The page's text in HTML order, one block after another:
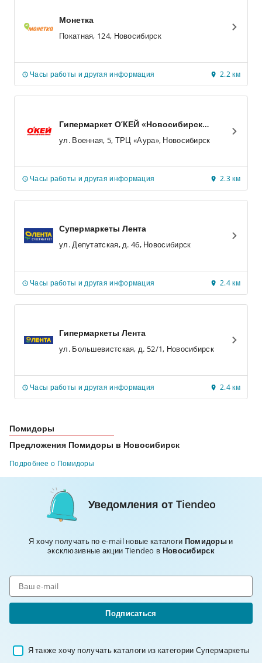
Монетка
Покатная, 124, Новосибирск
Часы работы и другая информация 2.2 км
Гипермаркет О’КЕЙ «Новосибирск
Аура»
ул. Военная, 5, ТРЦ «Аура», Новосибирск
Часы работы и другая информация 2.3 км
Супермаркеты Лента
ул. Депутатская, д. 46, Новосибирск
Часы работы и другая информация 2.4 км
Гипермаркеты Лента
ул. Большевистская, д. 52/1, Новосибирск
Часы работы и другая информация 2.4 км
Помидоры
Предложения Помидоры в Новосибирск
Подробнее о Помидоры
Уведомления от Tiendeo
Я хочу получать по e-mail новые каталоги Помидоры и
эксклюзивные акции Tiendeo в Новосибирск
Подписаться
Я также хочу получать каталоги из категории Супермаркеты